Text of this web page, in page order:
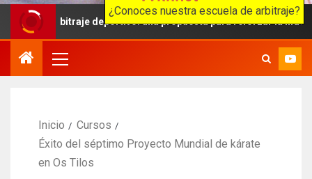
¿Conoces nuestra escuela de arbitraje?
deportivo: una propuesta para reforzar la independencia
Inicio
Cursos
Éxito del séptimo Proyecto Mundial de kárate
en Os Tilos